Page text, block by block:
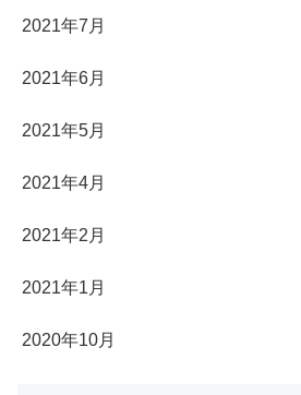
2021年7月
2021年6月
2021年5月
2021年4月
2021年2月
2021年1月
2020年10月